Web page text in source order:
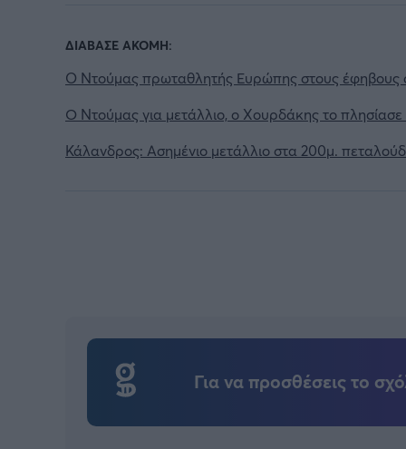
ΔΙΑΒΑΣΕ ΑΚΟΜΗ:
O Ντούμας πρωταθλητής Ευρώπης στους έφηβους
Ο Ντούμας για μετάλλιο, ο Χουρδάκης το
Κάλανδρος: Ασημένιο μετάλλιο στα 200μ.
Για να προσθέσεις το